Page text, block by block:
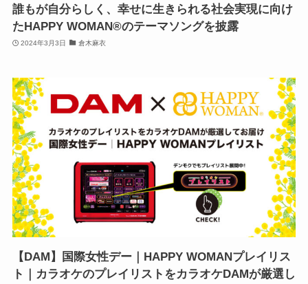
誰もが自分らしく、幸せに生きられる社会実現に向け
たHAPPY WOMAN®︎のテーマソングを披露
2024年3月3日 倉木麻衣
【DAM】国際女性デー｜HAPPY WOMANプレイリス
ト｜カラオケのプレイリストをカラオケDAMが厳選し